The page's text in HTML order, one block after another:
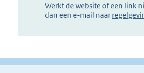
Werkt de website of een link
dan een e-mail naar